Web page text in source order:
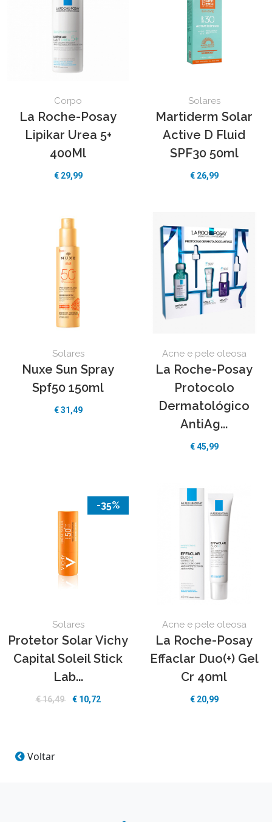
Corpo
La Roche-Posay
Lipikar Urea 5+
400Ml
€ 29,99
Solares
Martiderm Solar
Active D Fluid
SPF30 50ml
€ 26,99
Solares
Nuxe Sun Spray
Spf50 150ml
€31,49
Acne e pele oleosa
La Roche-Posay
Protocolo
Dermatológico
AntiAg...
€45,99
-35%
Solares
Protetor Solar Vichy
Capital Soleil Stick
Lab...
€16,49 € 10,72
Acne e pele oleosa
La Roche-Posay
Effaclar Duo(+) Gel
Cr 40ml
€ 20,99
Voltar